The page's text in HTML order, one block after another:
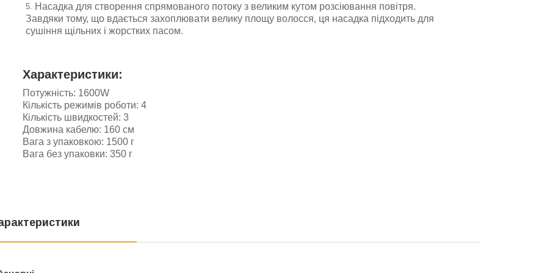
Насадка для створення спрямованого потоку з великим кутом розсіювання повітря.
Завдяки тому, що вдається захоплювати велику площу волосся, ця насадка підходить для
сушіння щільних і жорстких пасом.
Характеристики:
Потужність: 1600W
Кількість режимів роботи: 4
Кількість швидкостей: 3
Довжина кабелю: 160 см
Вага з упаковкою: 1500 г
Вага без упаковки: 350 г